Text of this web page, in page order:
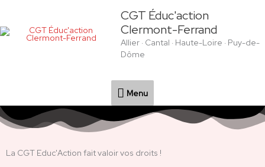
contenu
CGT Éduc'action
Clermont-Ferrand
Allier · Cantal · Haute-Loire · Puy-de-
Dôme
Menu
Menu
La CGT Educ'Action fait valoir vos droits !